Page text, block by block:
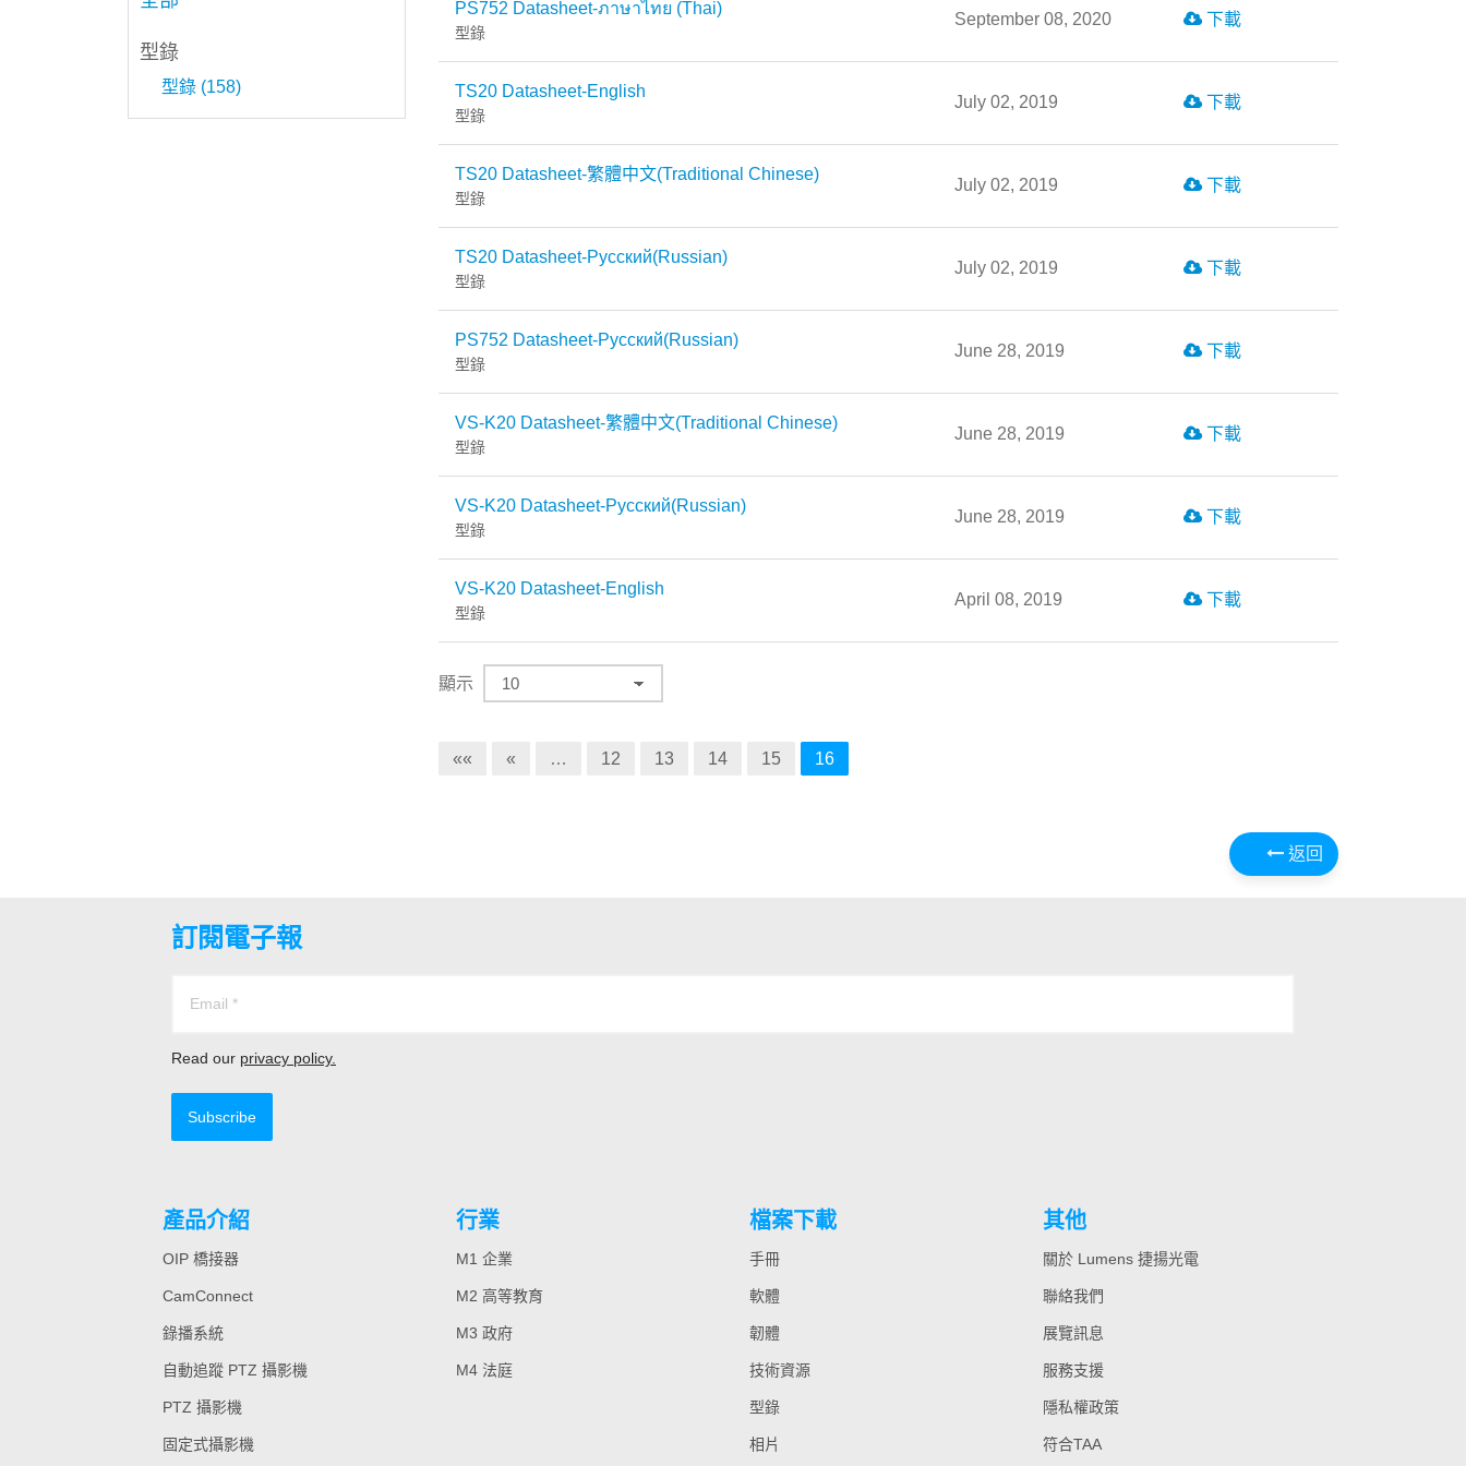
型錄
型錄 (158)
PS752 Datasheet-ภาษาไทย (Thai)
型錄
September 08, 2020 下載
TS20 Datasheet-English
型錄
July 02, 2019 下載
TS20 Datasheet-繁體中文(Traditional Chinese)
型錄
July 02, 2019 下載
TS20 Datasheet-Русский(Russian)
型錄
July 02, 2019 下載
PS752 Datasheet-Русский(Russian)
型錄
June 28, 2019 下載
VS-K20 Datasheet-繁體中文(Traditional Chinese)
型錄
June 28, 2019 下載
VS-K20 Datasheet-Русский(Russian)
型錄
June 28, 2019 下載
VS-K20 Datasheet-English
型錄
April 08, 2019 下載
顯示
«« « … 12 13 14 15 16
返回
訂閱電子報
Read our privacy policy.
Subscribe
產品介紹
OIP 橋接器
CamConnect
錄播系統
自動追蹤 PTZ 攝影機
PTZ 攝影機
固定式攝影機
行業
M1 企業
M2 高等教育
M3 政府
M4 法庭
檔案下載
手冊
軟體
韌體
技術資源
型錄
相片
其他
關於 Lumens 捷揚光電
聯絡我們
展覽訊息
服務支援
隱私權政策
符合TAA